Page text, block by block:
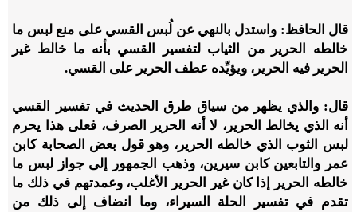
قال الحافظ: واستدل بالنهي عن لُبس القسي على منع لبس ما
خالطه الحرير من الثياب لتفسير القسي بأنه ما خالط غير
الحرير فيه الحرير، ويؤيِّده عطف الحرير على القسي.
قال: والذي يظهر من سياق طرق الحديث في تفسير القسي
أنه الذي يخالط الحرير، لا أنه الحرير الصرف، فعلى هذا يحرم
لبس الثوب الذي خالطه الحرير، وهو قول بعض الصحابة كابن
عمر والتابعين كابن سيرين، وذهب الجمهور إلى جواز لبس ما
خالطه الحرير إذا كان غير الحرير الأغلب، وعمدتهم في ذلك ما
تقدم في تفسير الحلة السيراء، وما انضاف إلى ذلك من